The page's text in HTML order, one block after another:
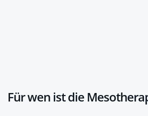
Für wen ist die